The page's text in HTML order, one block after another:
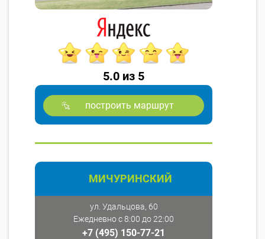
5.0 из 5
построить маршрут
МИЧУРИНСКИЙ
ул. Удальцова, 60
Ежедневно с 8:00 до 22:00
+7 (495) 150-77-21